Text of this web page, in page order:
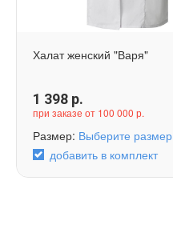
Халат женский "Варя"
1 398 р.
при заказе от 100 000 р.
Размер: Выберите размер
добавить в комплект